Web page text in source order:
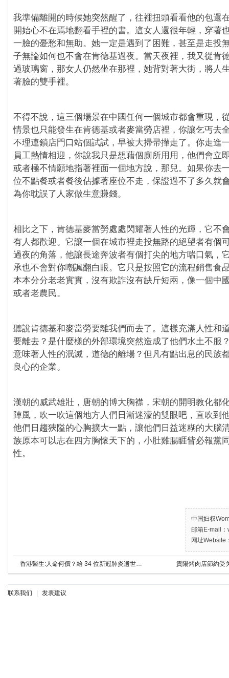
我準備離開的時候她突然醒了，往裡扭頭看看他的包還
開始心不在焉地翻看手裡的書。這女人還很年輕，穿著
一臉的憂愁和無助。她一定是遇到了困難，甚至是走投
子無論如何也不會在肯德基過夜。當天夜裡，我又從肯
過玻璃窗，那女人仍然坐在那裡，她背對著大街，將人
著臉的雙手裡。
不得不說，這三個場景在中國任何一個城市都會重現，
情景也只能發生在肯德基或者麥當勞店裡，你讓乞丐去
不理連鎖店門口站個試試，早被大掃帚攆走了。你走進
員工熱情相迎，你說我只是想藉個廁所用用，他們會立
或者極不情願地指著裡面一個地方說，那兒。如果你去
位不點餐或者餐後佔據著座位不走，保證過不了多久就
為你耽誤了人家做生意賺錢。
相比之下，肯德基麥當勞處處閃耀著人性的光輝，它不
有人都歡迎。它讓一個在城市裡走投無路的絕望者有個
過夜的角落，他讓長途奔波者有個打尖的地方喘口氣，
承也不會對你嘲諷翻白眼。它只是按照它的流程銷售食
本本分分老老實實，沒有欺詐沒有缺斤短兩，像一個中
或者老農民。
聽說肯德基和麥當勞要離我們而去了。這樣充滿人性和
要離去？是什麼樣的外部環境突然造成了他們水土不服
意味著人性的泯滅，道德的離場？但凡有點出息的民族
良心的企業。
漢朝的威武雄壯，唐朝的博大胸襟，宋朝的開明教化都
陣風，吹一吹這個地方人們日漸迷濛的雙眼吧，直吹到
他們日趨狹隘的心胸擴大一點，讓他們日益迷糊的大腦
族原本可以志在四方胸懷天下的，小肚雞腸睚眥必報黨
性。
中国妇权
邮箱E-mail
网址Website
香港醫生:人命何價？給 34 位新冠肺炎逝世的病人 貴陽烤肉店節約受
联系我们 发表建议